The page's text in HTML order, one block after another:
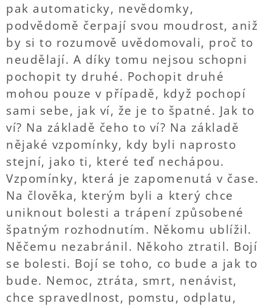
pak automaticky, nevědomky,
podvědomě čerpají svou moudrost, aniž
by si to rozumově uvědomovali, proč to
neudělají. A díky tomu nejsou schopni
pochopit ty druhé. Pochopit druhé
mohou pouze v případě, když pochopí
sami sebe, jak ví, že je to špatné. Jak to
ví? Na základě čeho to ví? Na základě
nějaké vzpomínky, kdy byli naprosto
stejní, jako ti, které teď nechápou.
Vzpomínky, která je zapomenutá v čase.
Na člověka, kterým byli a který chce
uniknout bolesti a trápení způsobené
špatným rozhodnutím. Někomu ublížil.
Něčemu nezabránil. Někoho ztratil. Bojí
se bolesti. Bojí se toho, co bude a jak to
bude. Nemoc, ztráta, smrt, nenávist,
chce spravedlnost, pomstu, odplatu,